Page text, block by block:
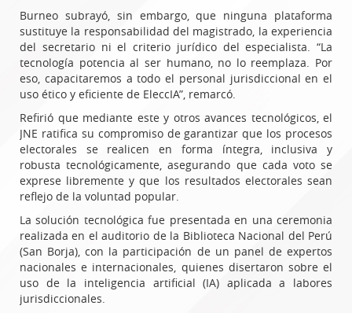
Burneo subrayó, sin embargo, que ninguna plataforma
sustituye la responsabilidad del magistrado, la experiencia
del secretario ni el criterio jurídico del especialista. “La
tecnología potencia al ser humano, no lo reemplaza. Por
eso, capacitaremos a todo el personal jurisdiccional en el
uso ético y eficiente de EleccIA”, remarcó.
Refirió que mediante este y otros avances tecnológicos, el
JNE ratifica su compromiso de garantizar que los procesos
electorales se realicen en forma íntegra, inclusiva y
robusta tecnológicamente, asegurando que cada voto se
exprese libremente y que los resultados electorales sean
reflejo de la voluntad popular.
La solución tecnológica fue presentada en una ceremonia
realizada en el auditorio de la Biblioteca Nacional del Perú
(San Borja), con la participación de un panel de expertos
nacionales e internacionales, quienes disertaron sobre el
uso de la inteligencia artificial (IA) aplicada a labores
jurisdiccionales.